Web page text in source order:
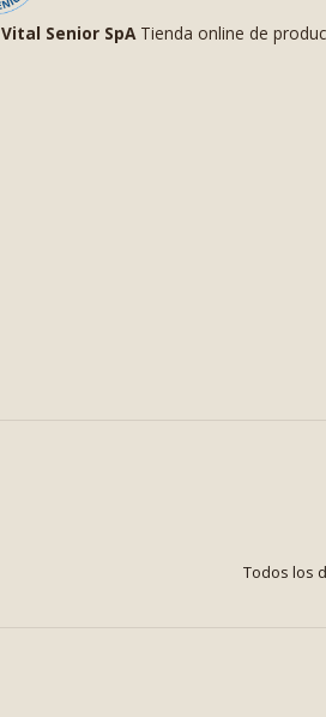
Vital Senior SpATienda online de
Todos los